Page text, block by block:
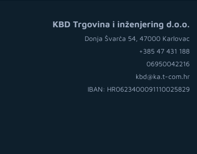
KBD Trgovina i inženjering d.o.o.
Donja Švarča 54, 47000 Karlovac
+385 47 431 188
06950042216
kbd@ka.t-com.hr
IBAN: HR0623400091110025829